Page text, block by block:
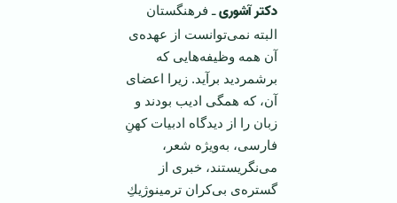
دکتر آشوریـ فرهنگستان
البته نمی‌توانست از عهده‌ی
آن همه وظیفه‌هایی كه
برشمردید برآید. زیرا اعضای
آن، كه همگی ادیب بودند و
زبان را از دیدگاه ادبیات كهنِ
فارسی، به‌ویژه شعر،
می‌نگریستند، خبری از
گستره‌ی بی‌كران ترمینوژیكِ